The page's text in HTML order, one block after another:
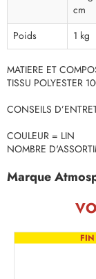
cm
Poids
1 kg
MATIERE ET
TISSU POLYESTER
CONSEILS
COULEUR = LIN
NOMBRE
Marque